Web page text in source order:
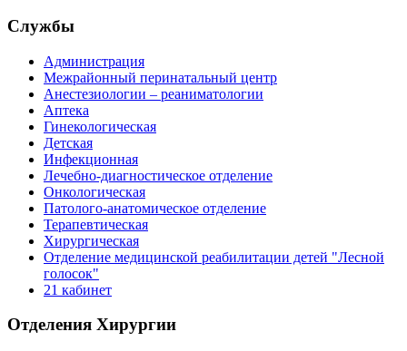
Службы
Администрация
Межрайонный перинатальный центр
Анестезиологии – реаниматологии
Аптека
Гинекологическая
Детская
Инфекционная
Лечебно-диагностическое отделение
Онкологическая
Патолого-анатомическое отделение
Терапевтическая
Хирургическая
Отделение медицинской реабилитации детей "Лесной
голосок"
21 кабинет
Отделения Хирургии